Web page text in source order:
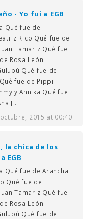
- Yo fui a EGB
Qué fue de
Rico Qué fue de
Tamariz Qué fue
Rosa León
Qué fue de
fue de Pippi
y Annika Qué fue
[…]
2015 at 00:40
la chica de los
EGB
Qué fue de Arancha
Qué fue de
Tamariz Qué fue
Rosa León
Qué fue de